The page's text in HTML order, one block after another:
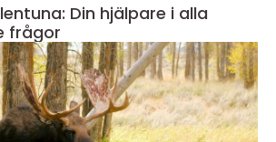
Din hjälpare i alla
frågor